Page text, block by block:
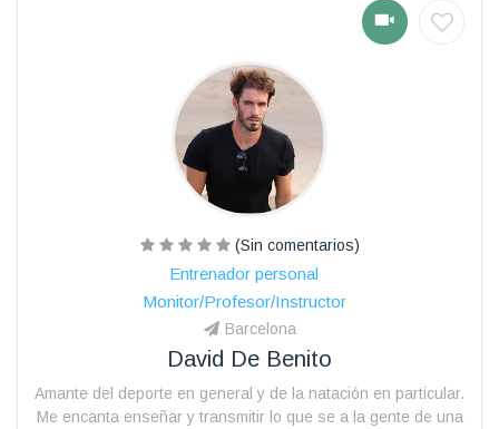
(Sin comentarios)
Entrenador personal
Monitor/Profesor/Instructor
Barcelona
David De Benito
Amante del deporte en general y de la natación en particular.
Me encanta enseñar y transmitir lo que se a la gente de una